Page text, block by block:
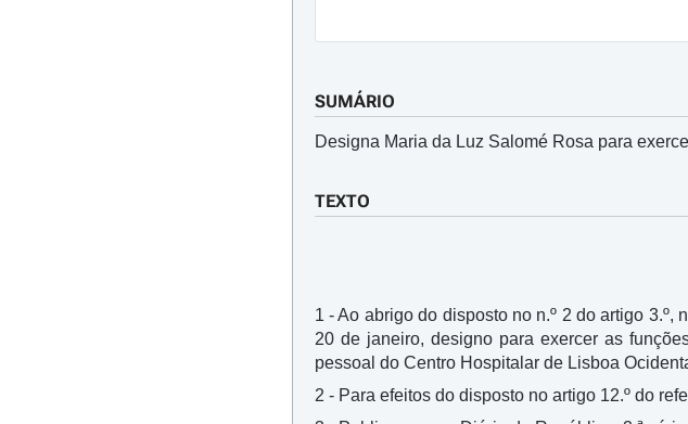
SUMÁRIO
Designa Maria da Luz Salomé Rosa para
TEXTO
1 - Ao abrigo do disposto no n.º 2 do artigo 3.º,
20 de janeiro, designo para exercer as
pessoal do Centro Hospitalar de Lisboa
2 - Para efeitos do disposto no artigo 12.º do